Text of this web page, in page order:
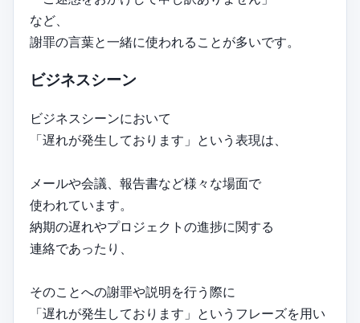
など、
謝罪の言葉と一緒に使われることが多いです。
ビジネスシーン
ビジネスシーンにおいて
「遅れが発生しております」という表現は、
メールや会議、報告書など様々な場面で
使われています。
納期の遅れやプロジェクトの進捗に関する
連絡であったり、
そのことへの謝罪や説明を行う際に
「遅れが発生しております」というフレーズを用い